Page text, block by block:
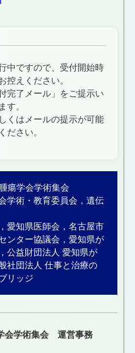
中ですので、受付開始時
控えください。
完了メール」をご提示い
す。
くはメールの提示が可能
ださい。
瘍学会学術集会
学術・教育委員会，遺伝
愛知県医師会，名古屋市
ンター協議会，愛知県が
公益財団法人 愛知県が
社団法人 仕事と治療の
リッジ
会学術集会 運営事務